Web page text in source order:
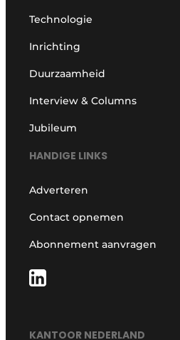
Technologie
Inrichting
Duurzaamheid
Interview & Columns
Jubileum
HANDIGE LINKS
Adverteren
Contact opnemen
Abonnement aanvragen
KANTOOR NEDERLAND